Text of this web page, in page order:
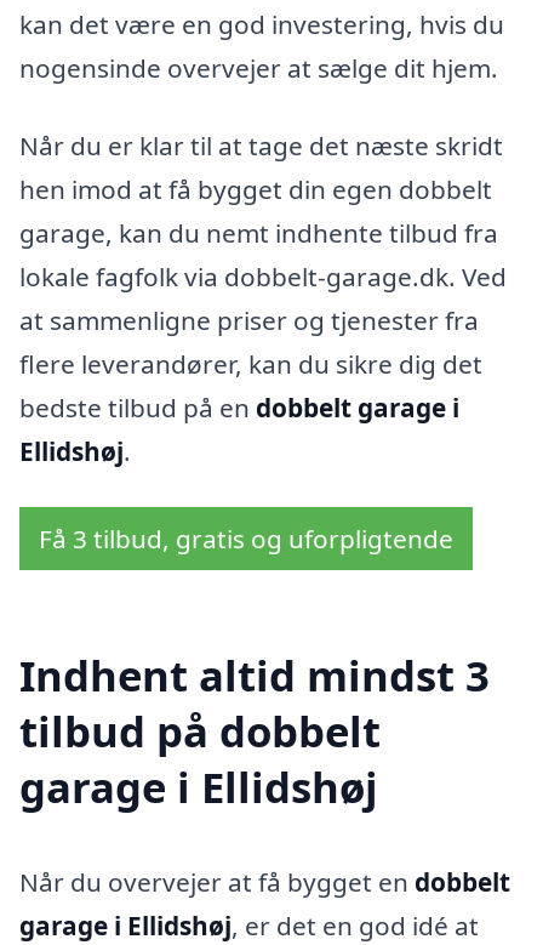
kan det være en god investering, hvis du
nogensinde overvejer at sælge dit hjem.
Når du er klar til at tage det næste skridt
hen imod at få bygget din egen dobbelt
garage, kan du nemt indhente tilbud fra
lokale fagfolk via dobbelt-garage.dk. Ved
at sammenligne priser og tjenester fra
flere leverandører, kan du sikre dig det
bedste tilbud på en dobbelt garage i
Ellidshøj.
Få 3 tilbud, gratis og uforpligtende
Indhent altid mindst 3
tilbud på dobbelt
garage i Ellidshøj
Når du overvejer at få bygget en dobbelt
garage i Ellidshøj, er det en god idé at